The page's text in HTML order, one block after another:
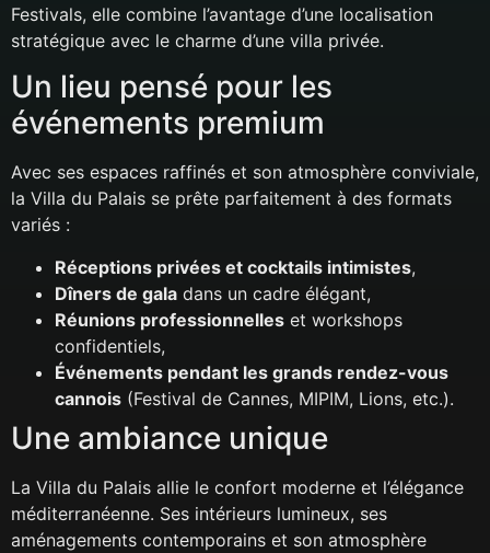
Festivals, elle combine l’avantage d’une localisation
stratégique avec le charme d’une villa privée.
Un lieu pensé pour les
événements premium
Avec ses espaces raffinés et son atmosphère conviviale,
la Villa du Palais se prête parfaitement à des formats
variés :
Réceptions privées et cocktails intimistes,
Dîners de gala dans un cadre élégant,
Réunions professionnelles et workshops
confidentiels,
Événements pendant les grands rendez-vous
cannois (Festival de Cannes, MIPIM, Lions, etc.).
Une ambiance unique
La Villa du Palais allie le confort moderne et l’élégance
méditerranéenne. Ses intérieurs lumineux, ses
aménagements contemporains et son atmosphère